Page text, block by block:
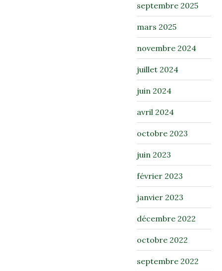
septembre 2025
mars 2025
novembre 2024
juillet 2024
juin 2024
avril 2024
octobre 2023
juin 2023
février 2023
janvier 2023
décembre 2022
octobre 2022
septembre 2022